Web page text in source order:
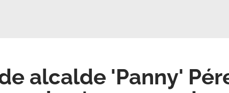
alcalde 'Panny'